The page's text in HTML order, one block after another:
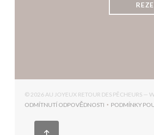
© 2026 AU JOYEUX RETOUR DES PÊCHEURS —
ODMÍTNUTÍ ODPOVĚDNOSTI
((OTEVŘE SE V NOVÉM OKNĚ))
PODMÍNKY